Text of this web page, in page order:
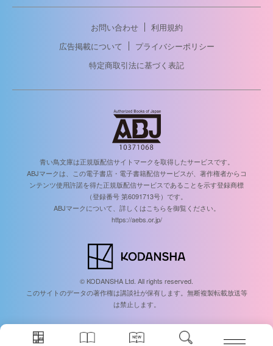
お問い合わせ
利用規約
広告掲載について
プライバシーポリシー
特定商取引法に基づく表記
青い鳥文庫は正規版配信サイトマークを取得したサービスです。
ABJマークは、この電子書店・電子書籍配信サービスが、著作権者からコ
ンテンツ使用許諾を得た正規版配信サービスであることを示す登録商標
（登録番号 第6091713号）です。
ABJマークについて、詳しくはこちらを御覧ください。
https://aebs.or.jp/
© KODANSHA Ltd. All rights reserved.
このサイトのデータの著作権は講談社が保有します。無断複製転載放送等
は禁止します。